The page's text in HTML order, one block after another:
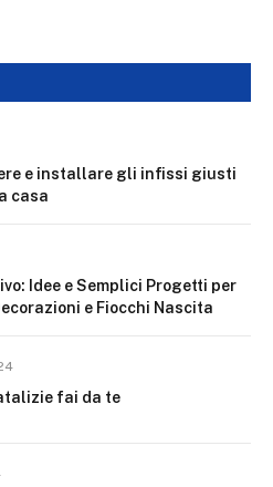
e installare gli infissi giusti
casa
Idee e Semplici Progetti per
e Fiocchi Nascita
fai da te